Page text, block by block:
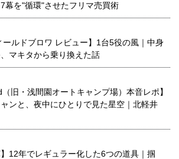
幕を"循環"させたフリマ売買術
ールドブロワ レビュー】1台5役の風｜中身
マキタから乗り換えた話
（旧・浅間園オートキャンプ場）本音レポ】
ンと、夜中にひとりで見た星空｜北軽井
】12年でレギュラー化した6つの道具｜掴